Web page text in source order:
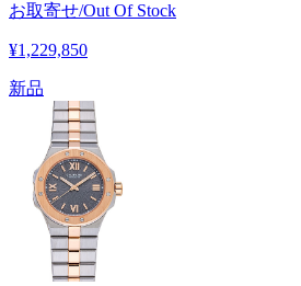
お取寄せ/Out Of Stock
¥1,229,850
新品